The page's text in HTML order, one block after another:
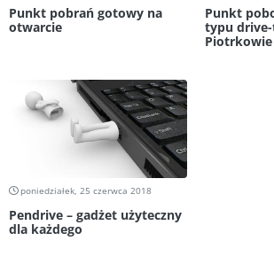
Punkt pobrań gotowy na
otwarcie
Punkt
typu
Piotrkowie
poniedziałek, 25 czerwca 2018
Pendrive – gadżet użyteczny
dla każdego